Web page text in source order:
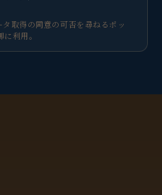
取得の同意の可否を尋ねるポッ
利用。